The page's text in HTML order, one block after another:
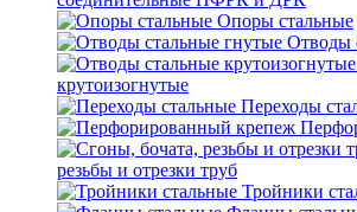
Опоры стальные
Отводы
крутоизогнутые
Переходы
резьбы и отрезки труб
Тройники